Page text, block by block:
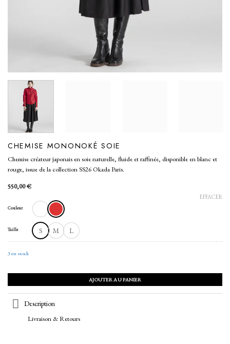
CHEMISE MONONOKÉ SOIE
Chemise créateur japonais en soie naturelle, fluide et raffinée, disponible en blanc et
rouge, issue de la collection SS26 Okada Paris.
550,00€
Couleur
Taille S M L
EFFACER
3 en stock
AJOUTER AU PANIER
Description
Livraison & Retours